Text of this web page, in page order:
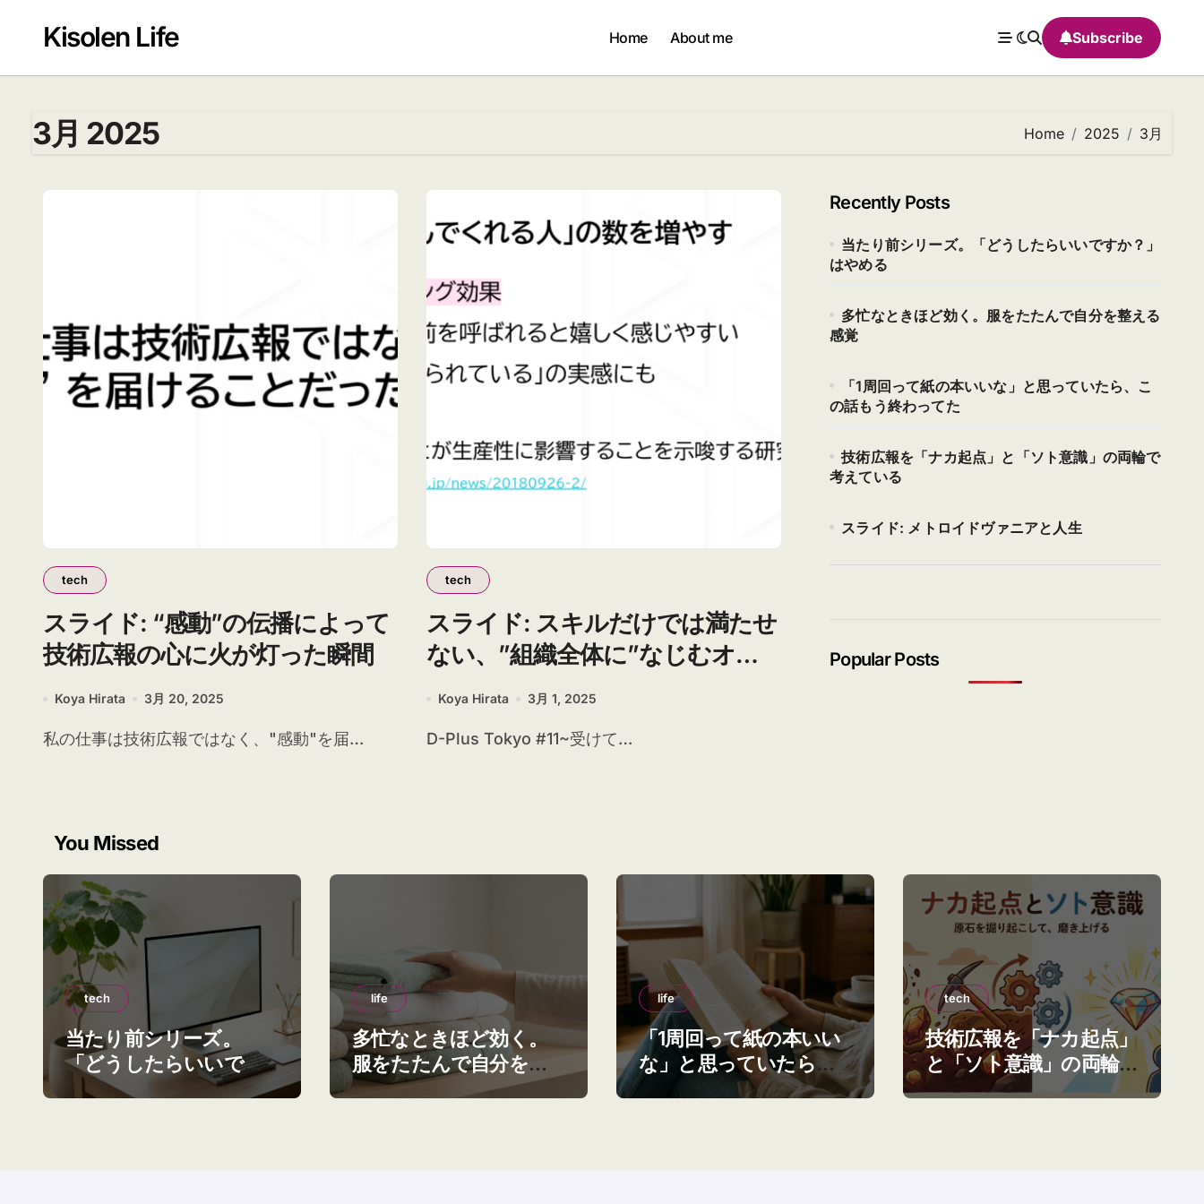
contentKisolen Life Home About me Subscribe
3月 2025 Home 2025 3月
tech
スライド: “感動”の伝播によって
技術広報の心に火が灯った瞬間
Koya Hirata 3月 20, 2025
私の仕事は技術広報ではなく、"感動"を届…
tech
スライド: スキルだけでは満たせ
ない、”組織全体に”なじむオン
ボーディング
Koya Hirata 3月 1, 2025
D-Plus Tokyo #11~受けて…
Recently Posts
当たり前シリーズ。「どうしたらいいですか？」
はやめる
多忙なときほど効く。服をたたんで自分を整える
感覚
「1周回って紙の本いいな」と思っていたら、こ
の話もう終わってた
技術広報を「ナカ起点」と「ソト意識」の両輪で
考えている
スライド: メトロイドヴァニアと人生
Popular Posts
You Missed
tech
当たり前シリーズ。
「どうしたらいいです
か？」はやめる
life
多忙なときほど効く。
服をたたんで自分を整
える感覚
life
「1周回って紙の本いい
な」と思っていたら、
この話もう終わってた
tech
技術広報を「ナカ起点」
と「ソト意識」の両輪
で考えている